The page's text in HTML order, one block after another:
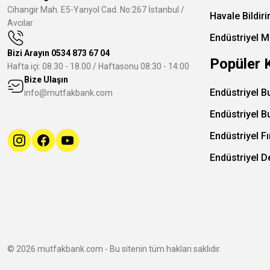
Cihangir Mah. E5-Yanyol Cad. No:267 İstanbul /
Avcılar
Bizi Arayın 0534 873 67 04
Hafta içi: 08.30 - 18.00 / Haftasonu 08:30 - 14:00
Bize Ulaşın
info@mutfakbank.com
Havale
Endüstriyel
Popüler
Endüstriyel
Endüstriyel
Endüstriyel
Endüstriyel
© 2026 mutfakbank.com - Bu sitenin tüm hakları saklıdır.